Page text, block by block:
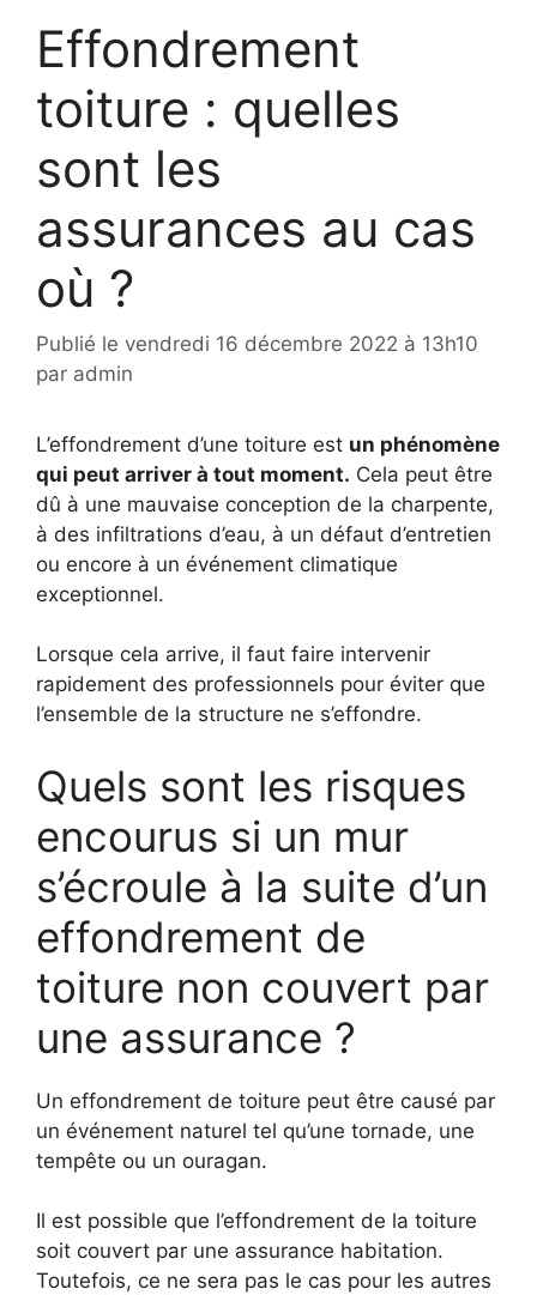
Effondrement
toiture : quelles
sont les
assurances au cas
où ?
Publié le vendredi 16 décembre 2022 à 13h10
par admin
L’effondrement d’une toiture est un phénomène
qui peut arriver à tout moment. Cela peut être
dû à une mauvaise conception de la charpente,
à des infiltrations d’eau, à un défaut d’entretien
ou encore à un événement climatique
exceptionnel.
Lorsque cela arrive, il faut faire intervenir
rapidement des professionnels pour éviter que
l’ensemble de la structure ne s’effondre.
Quels sont les risques
encourus si un mur
s’écroule à la suite d’un
effondrement de
toiture non couvert par
une assurance ?
Un effondrement de toiture peut être causé par
un événement naturel tel qu’une tornade, une
tempête ou un ouragan.
Il est possible que l’effondrement de la toiture
soit couvert par une assurance habitation.
Toutefois, ce ne sera pas le cas pour les autres